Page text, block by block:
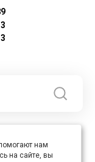
д.20, стр. 3
нам
на сайте, вы